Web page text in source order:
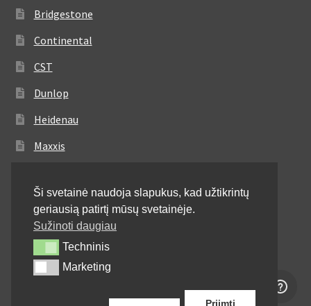
Bridgestone
Continental
CST
Dunlop
Heidenau
Maxxis
Michelin
Mitas
Pirelli
Shinko
Ši svetainė naudoja slapukus, kad užtikrintų
geriausią patirtį mūsų svetainėje.
Sužinoti daugiau
TechninisTechninis
MarketingMarketing
Priimti